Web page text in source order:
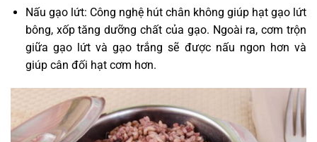
Nấu gạo lứt: Công nghệ hút chân không giúp hạt gạo lứt
bông, xốp tăng dưỡng chất của gạo. Ngoài ra, cơm trộn
giữa gạo lứt và gạo trắng sẽ được nấu ngon hơn và
giúp cân đối hạt cơm hơn.